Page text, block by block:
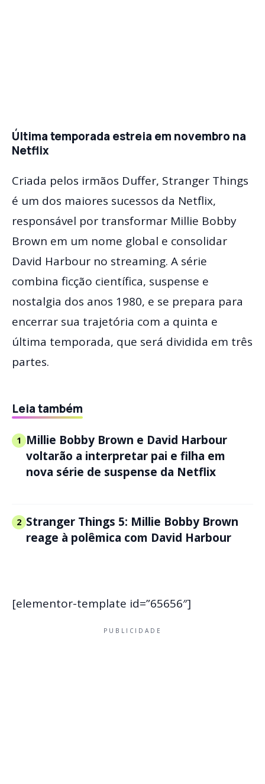
Última temporada estreia em novembro na
Netflix
Criada pelos irmãos Duffer, Stranger Things
é um dos maiores sucessos da Netflix,
responsável por transformar Millie Bobby
Brown em um nome global e consolidar
David Harbour no streaming. A série
combina ficção científica, suspense e
nostalgia dos anos 1980, e se prepara para
encerrar sua trajetória com a quinta e
última temporada, que será dividida em três
partes.
Leia também
1 Millie Bobby Brown e David Harbour
voltarão a interpretar pai e filha em
nova série de suspense da Netflix
2 Stranger Things 5: Millie Bobby Brown
reage à polêmica com David Harbour
[elementor-template id=”65656″]
PUBLICIDADE